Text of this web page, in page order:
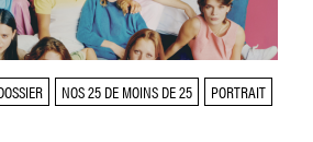
NOS 25 DE MOINS DE 25
PORTRAIT